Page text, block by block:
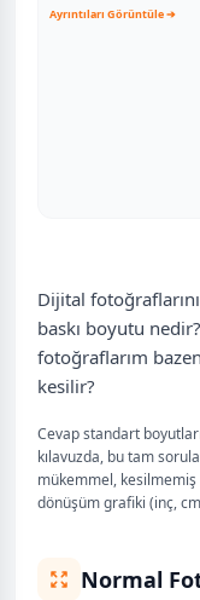
Ayrıntıları Görüntüle ➔
Dijital
baskı boyutu
fotoğraflarım
kesilir?
Cevap standart
kılavuzda, bu tam
mükemmel, kesilmemiş
dönüşüm grafiki (inç,
Normal